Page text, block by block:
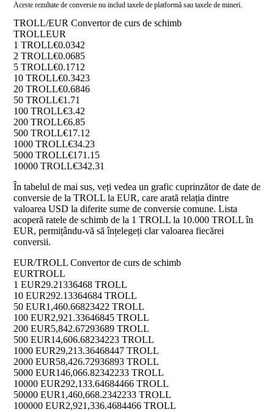
Aceste rezultate de conversie nu includ taxele de platformă sau taxele de mineri.
TROLL/EUR Convertor de curs de schimb
TROLLEUR
1 TROLL€0.0342
2 TROLL€0.0685
5 TROLL€0.1712
10 TROLL€0.3423
20 TROLL€0.6846
50 TROLL€1.71
100 TROLL€3.42
200 TROLL€6.85
500 TROLL€17.12
1000 TROLL€34.23
5000 TROLL€171.15
10000 TROLL€342.31
În tabelul de mai sus, veți vedea un grafic cuprinzător de date de
conversie de la TROLL la EUR, care arată relația dintre
valoarea USD la diferite sume de conversie comune. Lista
acoperă ratele de schimb de la 1 TROLL la 10.000 TROLL în
EUR, permițându-vă să înțelegeți clar valoarea fiecărei
conversii.
EUR/TROLL Convertor de curs de schimb
EURTROLL
1 EUR29.21336468 TROLL
10 EUR292.13364684 TROLL
50 EUR1,460.66823422 TROLL
100 EUR2,921.33646845 TROLL
200 EUR5,842.67293689 TROLL
500 EUR14,606.68234223 TROLL
1000 EUR29,213.36468447 TROLL
2000 EUR58,426.72936893 TROLL
5000 EUR146,066.82342233 TROLL
10000 EUR292,133.64684466 TROLL
50000 EUR1,460,668.2342233 TROLL
100000 EUR2,921,336.4684466 TROLL